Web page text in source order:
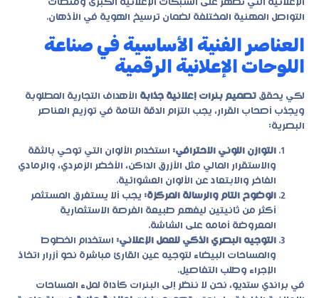
الإعلانية التي تظهر على الشبكات الإعلانية الكبرى ومنصات
التواصل المهنية المختلفة لضمان ترسيخ الهوية في الأذهان.
العناصر الفنية الأساسية في صناعة
اللوحات الإعلانية الرقمية
لكي يحقق تصميم بنرات إعلانية جذابة الأهداف التجارية المطلوبة
ويجذب أصحاب القرار، يجب التزام الدقة التامة في توزيع العناصر
البصرية:
التوازن اللوني الاحترافي: استخدام الألوان التي توحي بالثقة
والاستقرار المالي مثل الأزرق الداكن، الأخضر الزمردي، والرمادي
الفاخر والابتعاد عن الألوان العشوائية.
الوضوح التام والرسالة المركزة: يجب ألا يستغرق المستثمر
أكثر من ثانيتين ليفهم طبيعة الفرصة الاستثمارية
المعروضة أمامه على الشاشة.
التوجيه البصري الذكي للعمل الإعلاني: استخدام الخطوط
والمساحات البيضاء لتوجيه عين القارئ مباشرة نحو أزرار اتخاذ
الإجراء وطلب التفاصيل.
في براندي ستديو، نحن لا ننظر إلى البنرات كأداة لملء المساحات